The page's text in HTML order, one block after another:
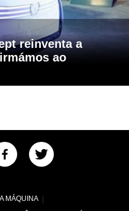
reinventa a
ao
MÁQUINA